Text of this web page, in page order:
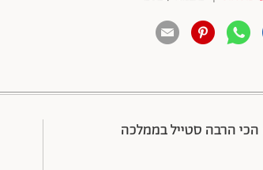
הרבה סטייל בממלכה